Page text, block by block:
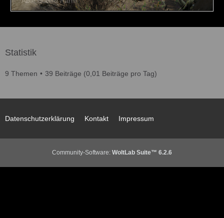
Statistik
9 Themen 39 Beiträge (0,01 Beiträge pro Tag)
Datenschutzerklärung Kontakt Impressum
Community-Software: WoltLab Suite™ 6.2.6